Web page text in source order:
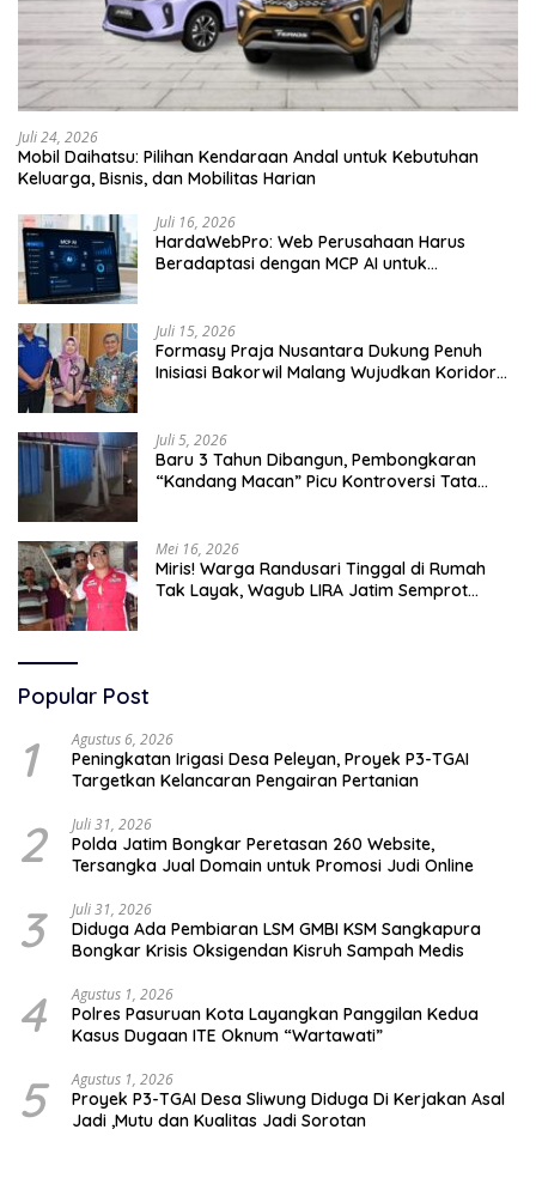
Juli 24, 2026
Mobil Daihatsu: Pilihan Kendaraan Andal untuk Kebutuhan
Keluarga, Bisnis, dan Mobilitas Harian
Juli 16, 2026
HardaWebPro: Web Perusahaan Harus
Beradaptasi dengan MCP AI untuk
Juli 15, 2026
Formasy Praja Nusantara Dukung Penuh
Inisiasi Bakorwil Malang Wujudkan Koridor
Juli 5, 2026
Baru 3 Tahun Dibangun, Pembongkaran
“Kandang Macan” Picu Kontroversi Tata
Mei 16, 2026
Miris! Warga Randusari Tinggal di Rumah
Tak Layak, Wagub LIRA Jatim Semprot
Popular Post
1 Agustus 6, 2026
Peningkatan Irigasi Desa Peleyan, Proyek P3-TGAI
Targetkan Kelancaran Pengairan Pertanian
2 Juli 31, 2026
Polda Jatim Bongkar Peretasan 260 Website,
Tersangka Jual Domain untuk Promosi Judi Online
3 Juli 31, 2026
Diduga Ada Pembiaran LSM GMBI KSM Sangkapura
Bongkar Krisis Oksigendan Kisruh Sampah Medis
4 Agustus 1, 2026
Polres Pasuruan Kota Layangkan Panggilan Kedua
Kasus Dugaan ITE Oknum “Wartawati”
5 Agustus 1, 2026
Proyek P3-TGAI Desa Sliwung Diduga Di Kerjakan Asal
Jadi ,Mutu dan Kualitas Jadi Sorotan